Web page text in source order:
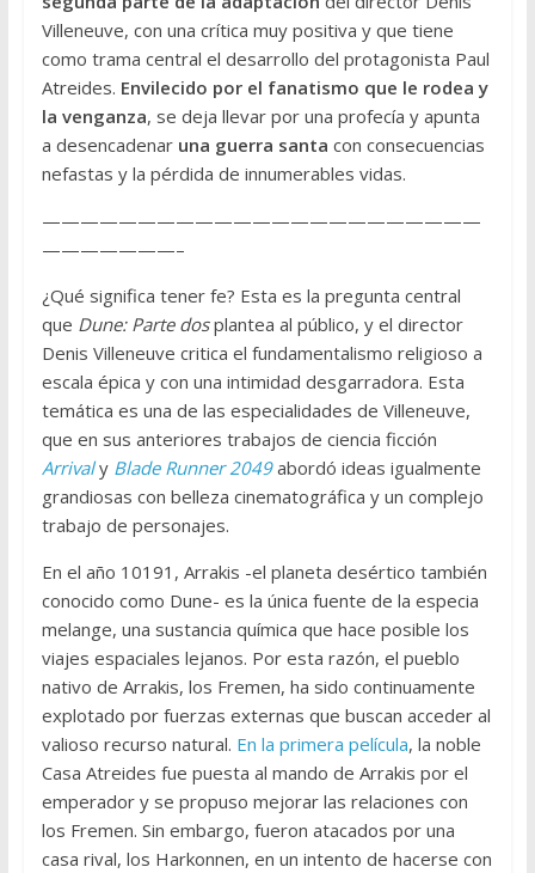
Villeneuve, con una crítica muy positiva y que tiene
como trama central el desarrollo del protagonista Paul
Atreides. Envilecido por el fanatismo que le rodea y
la venganza, se deja llevar por una profecía y apunta
a desencadenar una guerra santa con consecuencias
nefastas y la pérdida de innumerables vidas.
———————————————————————
———————–
¿Qué significa tener fe? Esta es la pregunta central
que Dune: Parte dosplantea al público, y el director
Denis Villeneuve critica el fundamentalismo religioso a
escala épica y con una intimidad desgarradora. Esta
temática es una de las especialidades de Villeneuve,
que en sus anteriores trabajos de ciencia ficción
Arrivaly Blade Runner 2049abordó ideas igualmente
grandiosas con belleza cinematográfica y un complejo
trabajo de personajes.
En el año 10191, Arrakis -el planeta desértico también
conocido como Dune- es la única fuente de la especia
melange, una sustancia química que hace posible los
viajes espaciales lejanos. Por esta razón, el pueblo
nativo de Arrakis, los Fremen, ha sido continuamente
explotado por fuerzas externas que buscan acceder al
valioso recurso natural. En la primera película, la noble
Casa Atreides fue puesta al mando de Arrakis por el
emperador y se propuso mejorar las relaciones con
los Fremen. Sin embargo, fueron atacados por una
casa rival, los Harkonnen, en un intento de hacerse con